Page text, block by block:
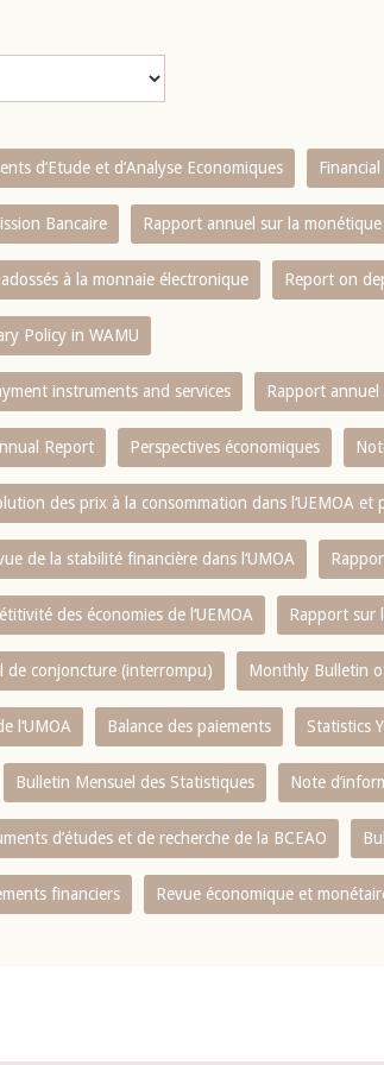
d’Etude et d’Analyse Economiques
Bancaire Rapport annuel sur la
à la monnaie électronique Report on
Policy in WAMU
instruments and services Rapport annuel
Report Perspectives économiques
des prix à la consommation dans l‘UEMOA et
de la stabilité financière dans l‘UMOA
des économies de l‘UEMOA Rapport sur
de conjoncture (interrompu) Monthly Bulletin
l‘UMOA Balance des paiements Statistics
Bulletin Mensuel des Statistiques Note
d’études et de recherche de la BCEAO
financiers Revue économique et